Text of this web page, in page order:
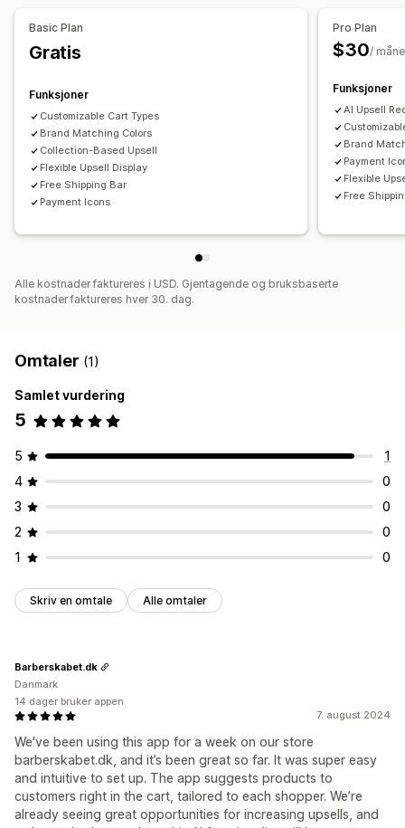
Analyse
Basic Plan
Gratis
Funksjoner
Customizable Cart Types
Brand Matching Colors
Collection-Based Upsell
Flexible Upsell Display
Free Shipping Bar
Payment Icons
Pro Plan
$30/
Funksjoner
AI Upsell
Brand
Payment
Flexible
Free
Alle kostnader faktureres i USD. Gjentagende og bruksbaserte
kostnader faktureres hver 30. dag.
Omtaler (1)
Samlet vurdering
5
5
1
4
0
3
0
2
0
1
0
Skriv en omtale Alle omtaler
7. august 2024
We've been using this app for a week on our store
barberskabet.dk, and it’s been great so far. It was super easy
and intuitive to set up. The app suggests products to
customers right in the cart, tailored to each shopper. We’re
already seeing great opportunities for increasing upsells, and
Barberskabet.dk
Danmark
14 dager bruker appen